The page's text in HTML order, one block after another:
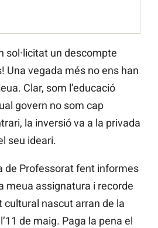
sol·licitat un descompte
Una vegada més no ens han
Clar, som l’educació
govern no som cap
la inversió va a la privada
seu ideari.
de Professorat fent informes
meua assignatura i recorde
nascut arran de la
de maig. Paga la pena el